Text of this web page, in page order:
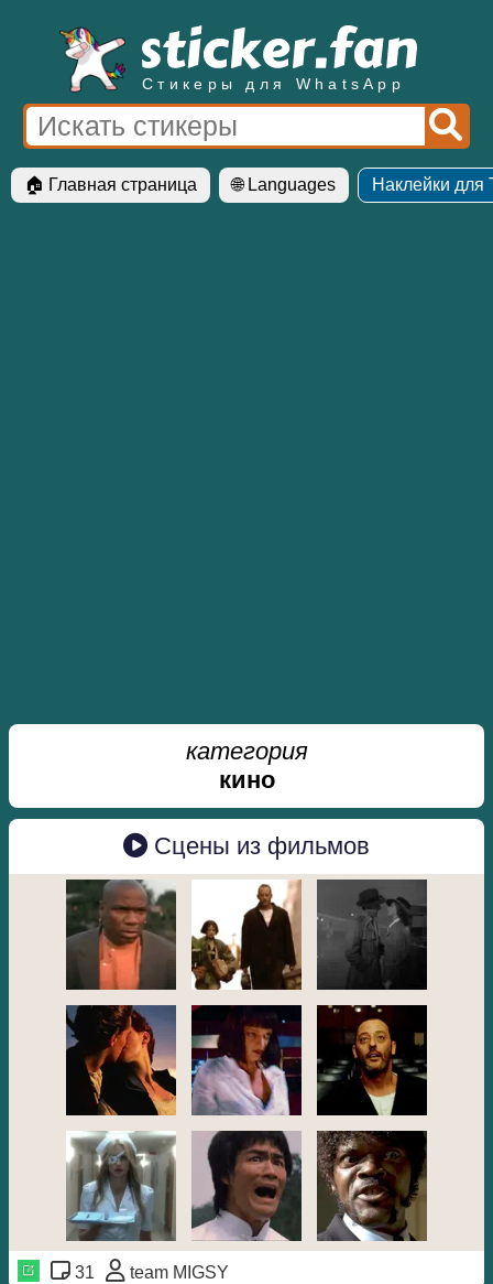
Стикеры для WhatsApp
🏠 Главная страница 🌐 Languages Наклейки для
категория
кино
Сцены из фильмов
31 team MIGSY